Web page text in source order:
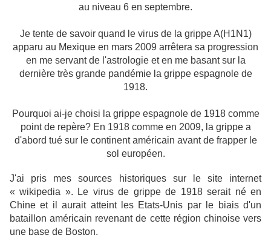
au niveau 6 en septembre.
Je tente de savoir quand le virus de la grippe A(H1N1)
apparu au Mexique en mars 2009 arrêtera sa progression
en me servant de l'astrologie et en me basant sur la
dernière très grande pandémie la grippe espagnole de
1918.
Pourquoi ai-je choisi la grippe espagnole de 1918 comme
point de repère? En 1918 comme en 2009, la grippe a
d'abord tué sur le continent américain avant de frapper le
sol européen.
J'ai pris mes sources historiques sur le site internet
« wikipedia ». Le virus de grippe de 1918 serait né en
Chine et il aurait atteint les Etats-Unis par le biais d'un
bataillon américain revenant de cette région chinoise vers
une base de Boston.